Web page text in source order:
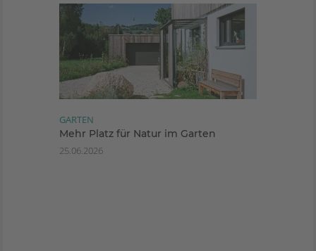
GARTEN
Mehr Platz für Natur im Garten
25.06.2026